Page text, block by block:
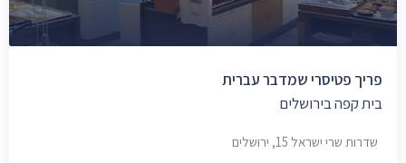
פריך פטיסרי שמדבר עברית
בית קפה בירושלים
שדרות שרי ישראל 15, ירושלים